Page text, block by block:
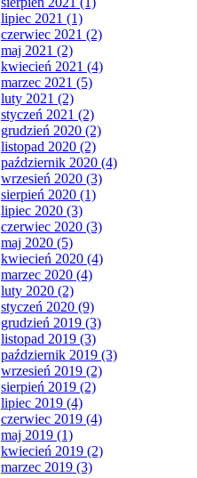
lipiec 2021 (1)
czerwiec 2021 (2)
maj 2021 (2)
kwiecień 2021 (4)
marzec 2021 (5)
luty 2021 (2)
styczeń 2021 (2)
grudzień 2020 (2)
listopad 2020 (2)
październik 2020 (4)
wrzesień 2020 (3)
sierpień 2020 (1)
lipiec 2020 (3)
czerwiec 2020 (3)
maj 2020 (5)
kwiecień 2020 (4)
marzec 2020 (4)
luty 2020 (2)
styczeń 2020 (9)
grudzień 2019 (3)
listopad 2019 (3)
październik 2019 (3)
wrzesień 2019 (2)
sierpień 2019 (2)
lipiec 2019 (4)
czerwiec 2019 (4)
maj 2019 (1)
kwiecień 2019 (2)
marzec 2019 (3)